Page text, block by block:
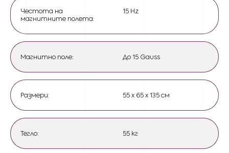
Честота на
магнитните полета:
15 Hz
Магнитно поле: До 15 Gauss
Размери: 55 х 65 x 135 см
Тегло: 55 кг